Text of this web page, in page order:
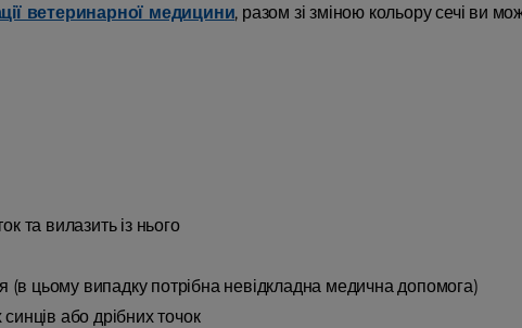
ветеринарної медицини, разом зі зміною кольору сечі ви
та вилазить із нього
(в цьому випадку потрібна невідкладна медична допомога)
або дрібних точок